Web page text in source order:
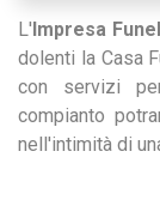
L'Impresa
dolenti la Casa
con servizi
compianto
nell'intimità di